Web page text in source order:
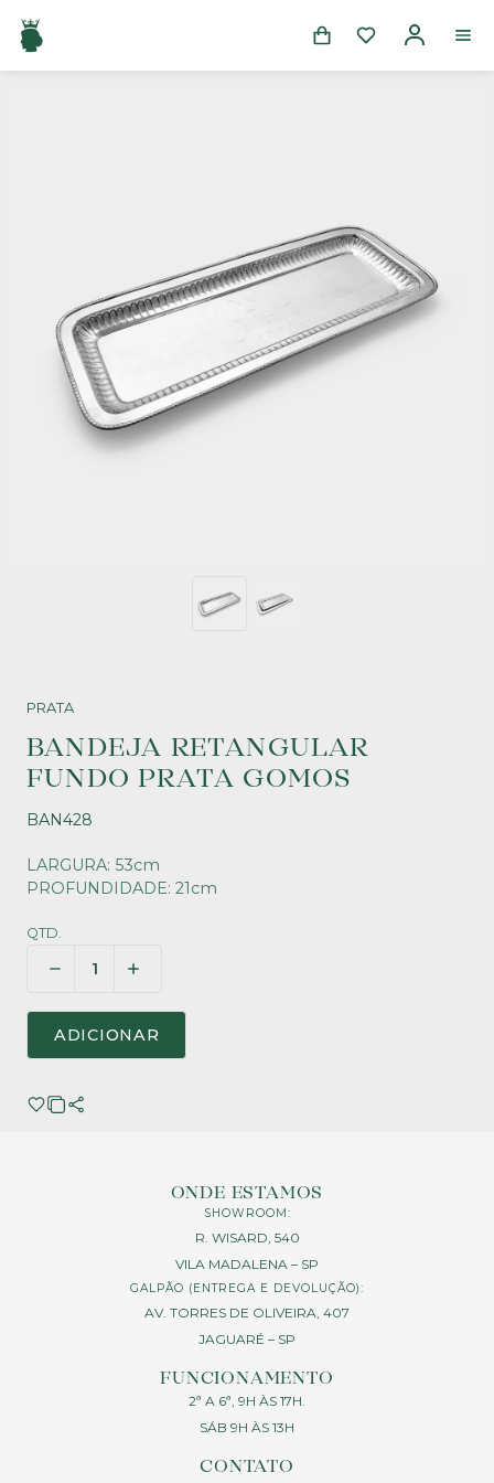
PRATA
BANDEJA RETANGULAR
FUNDO PRATA GOMOS
BAN428
LARGURA: 53cm
PROFUNDIDADE: 21cm
QTD.
ADICIONAR
ONDE ESTAMOS
SHOWROOM:
R. WISARD, 540
VILA MADALENA – SP
GALPÃO (ENTREGA E DEVOLUÇÃO):
AV. TORRES DE OLIVEIRA, 407
JAGUARÉ – SP
FUNCIONAMENTO
2ª A 6ª, 9H ÀS 17H.
SÁB 9H ÀS 13H
CONTATO